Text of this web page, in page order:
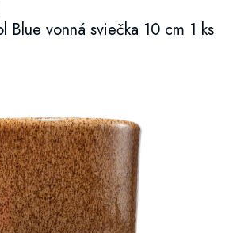
Blue vonná sviečka 10 cm 1 ks